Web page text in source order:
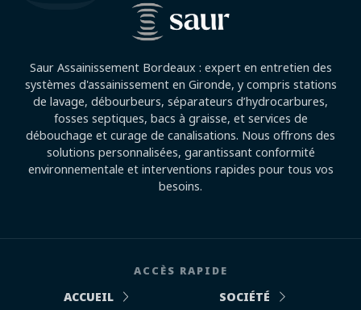
Saur Assainissement Bordeaux : expert en entretien des
systèmes d'assainissement en Gironde, y compris stations
de lavage, débourbeurs, séparateurs d’hydrocarbures,
fosses septiques, bacs à graisse, et services de
débouchage et curage de canalisations. Nous offrons des
solutions personnalisées, garantissant conformité
environnementale et interventions rapides pour tous vos
besoins.
ACCÈS RAPIDE
ACCUEIL
SOCIÉTÉ